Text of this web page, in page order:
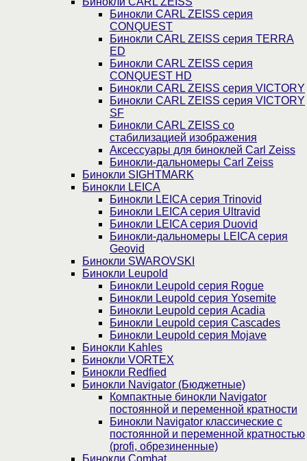
Бинокли CARL ZEISS серия
CONQUEST
Бинокли CARL ZEISS серия TERRA
ED
Бинокли CARL ZEISS серия
CONQUEST HD
Бинокли CARL ZEISS серия VICTORY
Бинокли CARL ZEISS серия VICTORY
SF
Бинокли CARL ZEISS со
стабилизацией изображения
Аксессуары для биноклей Carl Zeiss
Бинокли-дальномеры Carl Zeiss
Бинокли SIGHTMARK
Бинокли LEICA
Бинокли LEICA серия Trinovid
Бинокли LEICA серия Ultravid
Бинокли LEICA серия Duovid
Бинокли-дальномеры LEICA серия
Geovid
Бинокли SWAROVSKI
Бинокли Leupold
Бинокли Leupold серия Rogue
Бинокли Leupold серия Yosemite
Бинокли Leupold серия Acadia
Бинокли Leupold серия Cascades
Бинокли Leupold серия Mojave
Бинокли Kahles
Бинокли VORTEX
Бинокли Redfied
Бинокли Navigator (Бюджетные)
Компактные бинокли Navigator
постоянной и переменной кратности
Бинокли Navigator классические с
постоянной и переменной кратностью
(profi, обрезиненные)
Бинокли Combat